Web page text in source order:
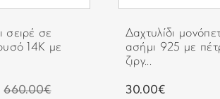
σειρέ σε
14Κ με
660.00€
Δαχτυλίδι
ασήμι 925 με
ζιργ...
30.00€